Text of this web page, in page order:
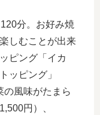
分。お好み焼
しむことが出来
ピング「イカ
ッピング」
の風味がたまら
円）、